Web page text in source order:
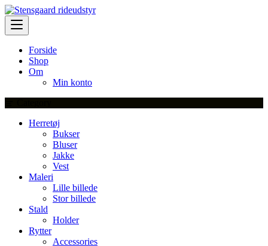
Skip
to
content
Forside
Shop
Om
Min konto
Herretøj
Bukser
Bluser
Jakke
Vest
Maleri
Lille billede
Stor billede
Stald
Holder
Rytter
Accessories